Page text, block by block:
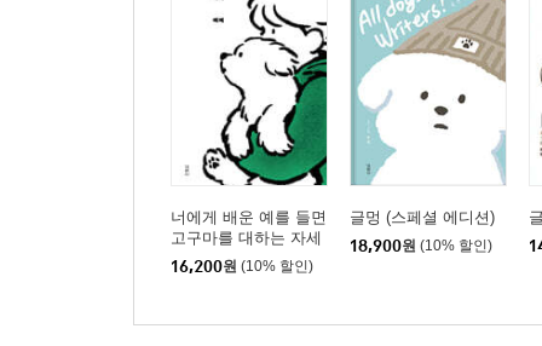
너에게 배운 예를 들면
고구마를 대하는 자세
16,200원 (10% 할인)
글멍 (스페셜 에디션)
18,900원 (10% 할인)